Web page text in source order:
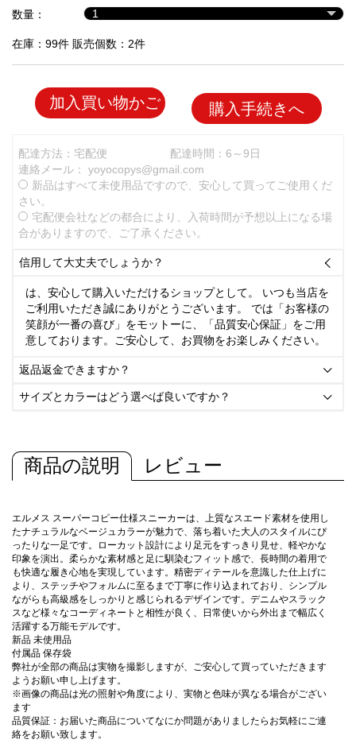
数量：
在庫：99件 販売個数：2件
加入買い物かご 購入手続きへ
配達方法：宅配便
配達時間：6～9日
連絡メール： yoyocopys@gmail.com
新品はすべて未使用品ですので、安心して買ってご使用くだ
さい。
宅配便会社などの都合により、入荷時間が予想以上になる場
合がありますので、ご了承ください。
信用して大丈夫でしょうか？ 
は、安心して購入いただけるショップとして。 いつも当店を
ご利用いただき誠にありがとうございます。 では「お客様の
笑顔が一番の喜び」をモットーに、「品質安心保証」をご用
意しております。ご安心して、お買物をお楽しみください。
返品返金できますか？ 
サイズとカラーはどう選べば良いですか？ 
商品の説明 レビュー
エルメス スーパーコピー仕様スニーカーは、上質なスエード素材を使用し
たナチュラルなベージュカラーが魅力で、落ち着いた大人のスタイルにぴ
ったりな一足です。ローカット設計により足元をすっきり見せ、軽やかな
印象を演出。柔らかな素材感と足に馴染むフィット感で、長時間の着用で
も快適な履き心地を実現しています。精密ディテールを意識した仕上げに
より、ステッチやフォルムに至るまで丁寧に作り込まれており、シンプル
ながらも高級感をしっかりと感じられるデザインです。デニムやスラック
スなど様々なコーディネートと相性が良く、日常使いから外出まで幅広く
活躍する万能モデルです。
新品 未使用品
付属品 保存袋
弊社が全部の商品は実物を撮影しますが、ご安心して買っていただきます
ようお願い申し上げます。
※画像の商品は光の照射や角度により、実物と色味が異なる場合がござい
ます
品質保証：お届いた商品についてなにか問題がありましたらお気軽にご連
絡をお願い致します。